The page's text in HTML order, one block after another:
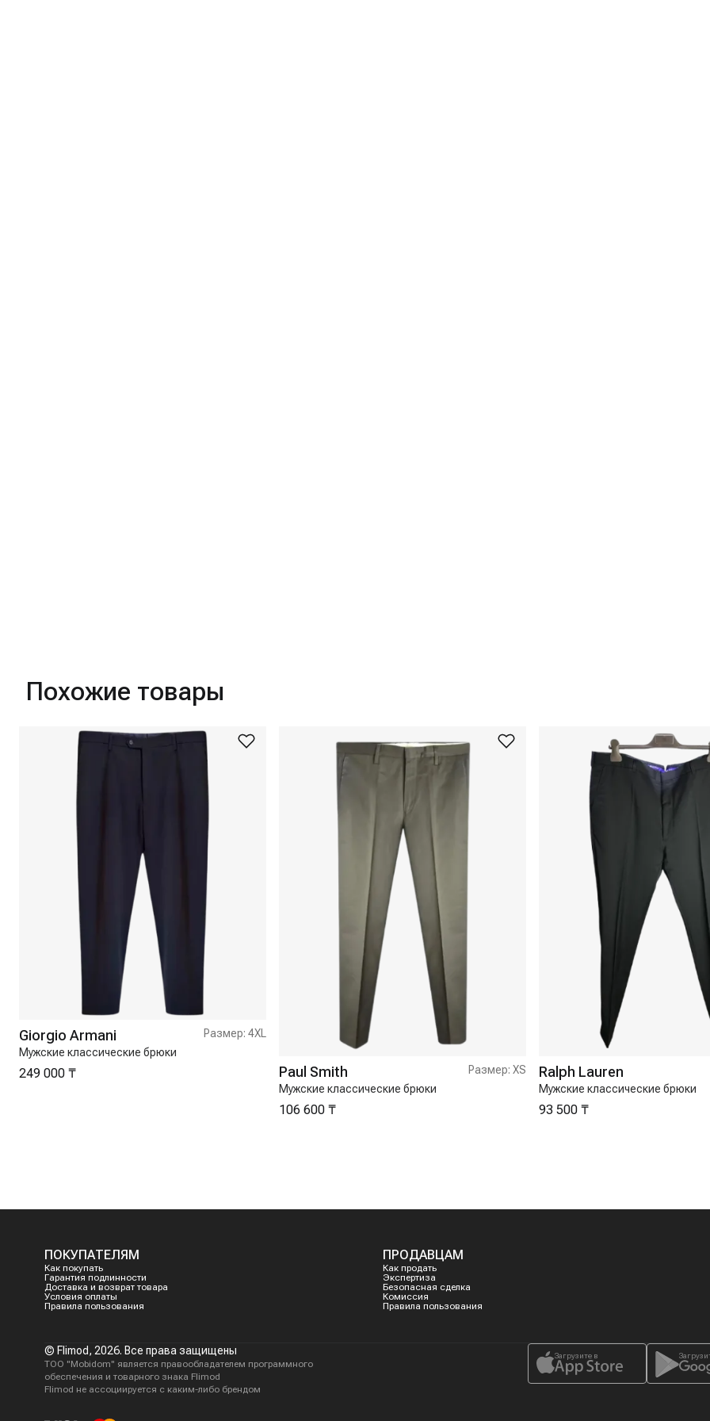
Похожие товары
Giorgio Armani
Мужские классические брюки
Размер: 4XL
249 000 ₸ Paul Smith
Мужские классические брюки
Размер: XS
106 600 ₸
Ralph Lauren
Мужские классические брюки
93 500 ₸
ПОКУПАТЕЛЯМ
Как покупать
Гарантия подлинности
Доставка и возврат товара
Условия оплаты
Правила пользования
ПРОДАВЦАМ
Как продать
Экспертиза
Безопасная сделка
Комиссия
Правила пользования
© Flimod, 2026. Все права защищены
ТОО "Mobidom" является правообладателем программного
обеспечения и товарного знака Flimod
Flimod не ассоциируется с каким-либо брендом
Загрузите в